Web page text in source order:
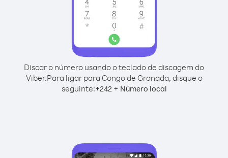
Discar o número usando o teclado de discagem do
Viber.Para ligar para Congo de Granada, disque o
seguinte:+242+ Número local